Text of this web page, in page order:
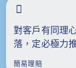
對客戶有同理
落，定必極力
簡易理賠